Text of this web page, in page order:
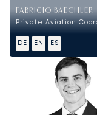
FABRICIO BAECHLER
Private Aviation
DE EN ES